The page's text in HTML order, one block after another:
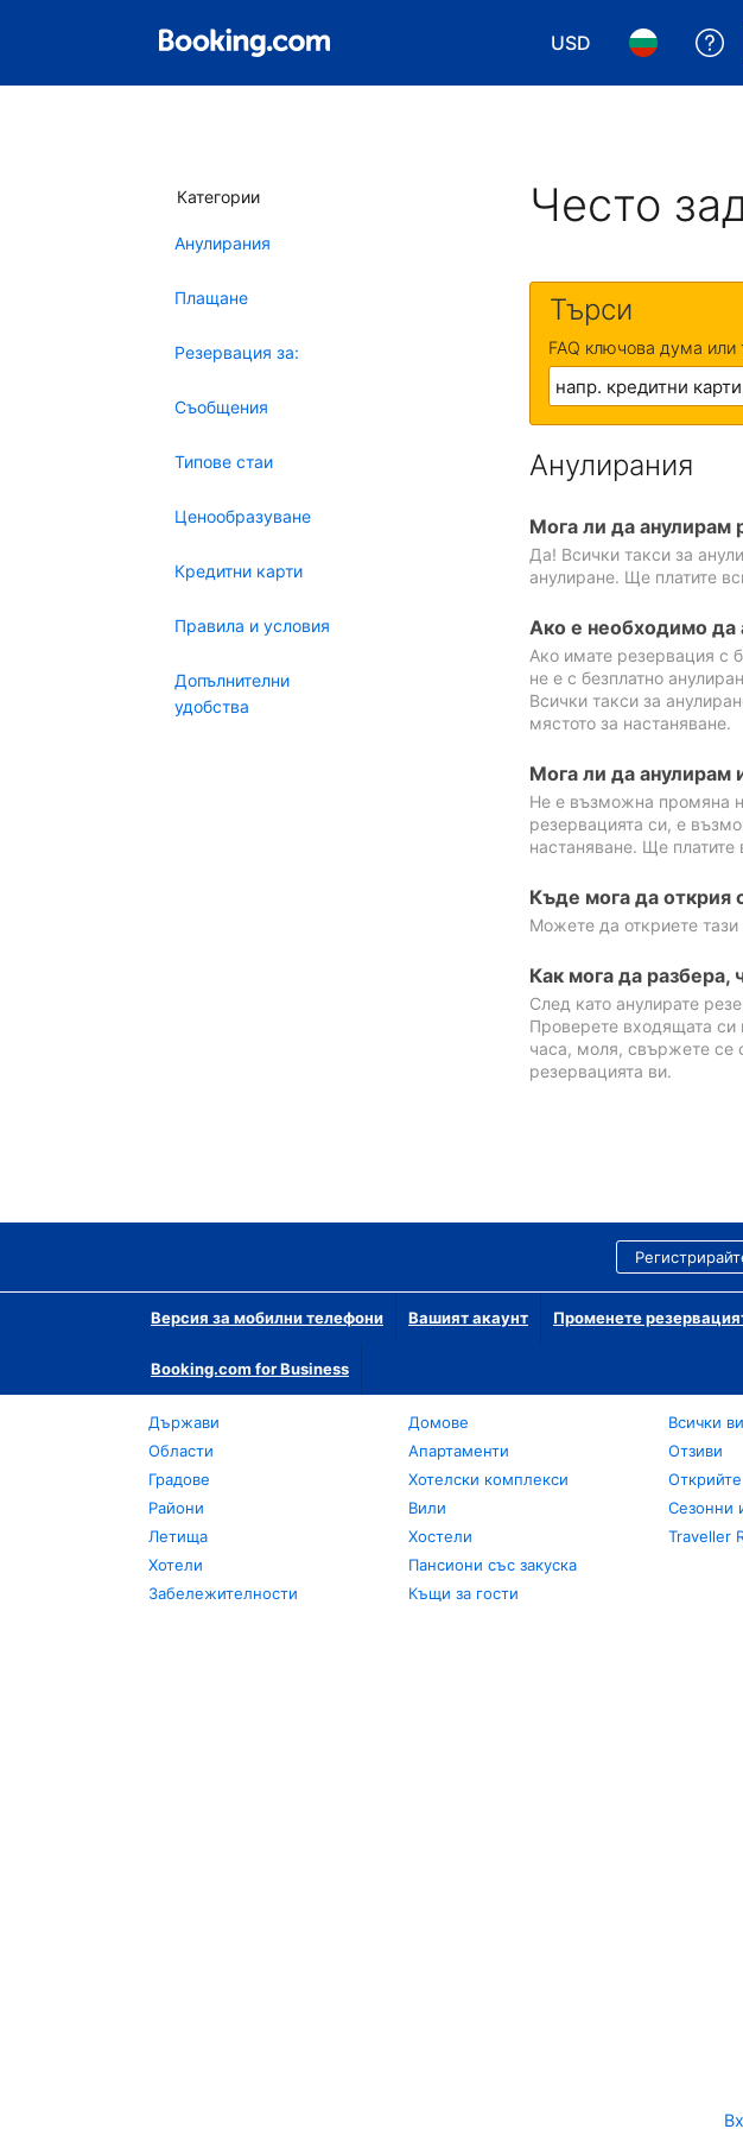
USD
Избор на валута.
Избор на
Категории
Анулирания
Плащане
Резервация за:
Съобщения
Типове стаи
Ценообразуване
Кредитни карти
Правила и условия
Допълнителни
удобства
Често
Търси
FAQ ключова дума или
Анулирания
Мога ли да анулирам
Да! Всички такси за
анулиране. Ще платите
Ако е необходимо да
Ако имате резервация с
не е с безплатно
Всички такси за
мястото за настаняване.
Мога ли да анулирам
Не е възможна промяна
резервацията си, е
настаняване. Ще платите
Къде мога да открия
Можете да откриете
Как мога да разбера,
След като анулирате
Проверете входящата си
часа, моля, свържете се
резервацията ви.
Версия за мобилни телефони Вашият акаунт Променете
Booking.com for Business
Държави
Области
Градове
Райони
Летища
Хотели
Забележителности
Домове
Апартаменти
Хотелски комплекси
Вили
Хостели
Пансиони със закуска
Къщи за гости
Всички
Отзиви
Сезонни
Traveller